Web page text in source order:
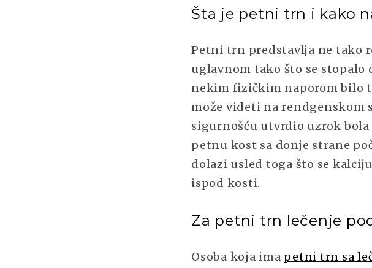
Šta je petni trn i kako
Petni trn predstavlja ne tako
uglavnom tako što se
nekim fizičkim naporom bilo
može videti na rendgenskom
sigurnošću utvrdio uzrok
petnu kost sa donje strane
dolazi usled toga što se
ispod kosti.
Za petni trn lečenje
Osoba koja ima petni trn sa